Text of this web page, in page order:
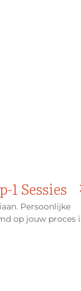
1 Sessies
Persoonlijke
op jouw proces